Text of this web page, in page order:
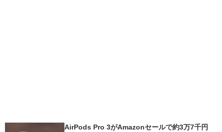
AirPods Pro 3がAmazonセールで約3万7千円